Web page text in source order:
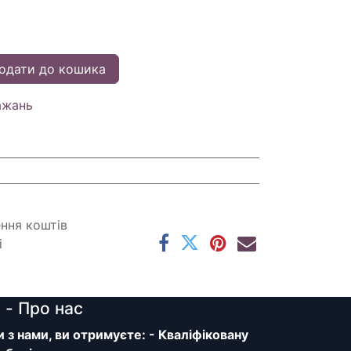
до кошика
коштів
- Про нас
нами, ви отримуєте: - Кваліфіковану